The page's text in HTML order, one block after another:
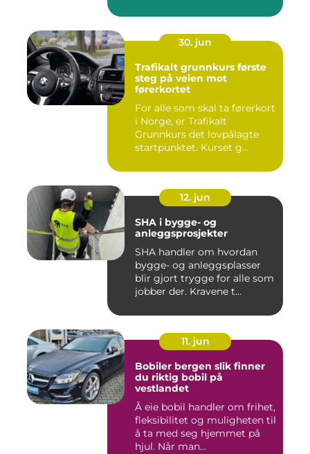
30. jun
Trafikalt grunnkurs første
steg på veien mot
førerkortet
For alle som skal ta førerkort
i Norge, er Trafikalt
Grunnkurs det lovpålagte
startpunktet. Kurset g...
12. jun
SHA i bygge- og
anleggsprosjekter
SHA handler om hvordan
bygge- og anleggsplasser
blir gjort trygge for alle som
jobber der. Kravene t...
11. jun
Bobiler bergen slik finner
du riktig bobil på
vestlandet
Å eie bobil handler om frihet,
fleksibilitet og muligheten til
å ta med seg hjemmet på
hjul. Når man...